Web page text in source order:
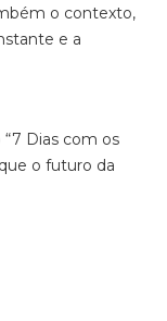
o contexto,
e a
Dias com os
o futuro da